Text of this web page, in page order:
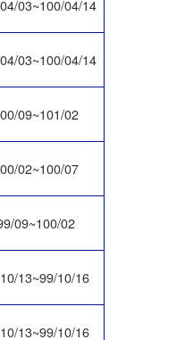
03~100/04/14
03~100/04/14
09~101/02
02~100/07
09~100/02
13~99/10/16
13~99/10/16